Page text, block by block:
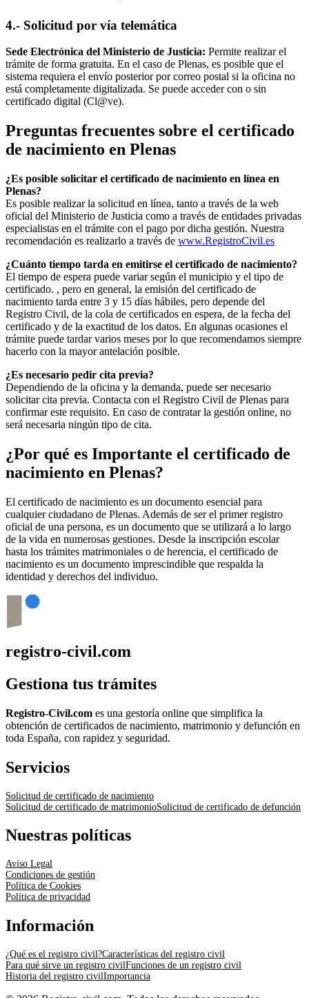
4.- Solicitud por vía telemática
Sede Electrónica del Ministerio de Justicia: Permite realizar el
trámite de forma gratuita. En el caso de Plenas, es posible que el
sistema requiera el envío posterior por correo postal si la oficina no
está completamente digitalizada. Se puede acceder con o sin
certificado digital (Cl@ve).
Preguntas frecuentes sobre el certificado
de nacimiento en Plenas
¿Es posible solicitar el certificado de nacimiento en línea en
Plenas?
Es posible realizar la solicitud en línea, tanto a través de la web
oficial del Ministerio de Justicia como a través de entidades privadas
especialistas en el trámite con el pago por dicha gestión. Nuestra
recomendación es realizarlo a través de www.RegistroCivil.es
¿Cuánto tiempo tarda en emitirse el certificado de nacimiento?
El tiempo de espera puede variar según el municipio y el tipo de
certificado. , pero en general, la emisión del certificado de
nacimiento tarda entre 3 y 15 días hábiles, pero depende del
Registro Civil, de la cola de certificados en espera, de la fecha del
certificado y de la exactitud de los datos. En algunas ocasiones el
trámite puede tardar varios meses por lo que recomendamos siempre
hacerlo con la mayor antelación posible.
¿Es necesario pedir cita previa?
Dependiendo de la oficina y la demanda, puede ser necesario
solicitar cita previa. Contacta con el Registro Civil de Plenas para
confirmar este requisito. En caso de contratar la gestión online, no
será necesaria ningún tipo de cita.
¿Por qué es Importante el certificado de
nacimiento en Plenas?
El certificado de nacimiento es un documento esencial para
cualquier ciudadano de Plenas. Además de ser el primer registro
oficial de una persona, es un documento que se utilizará a lo largo
de la vida en numerosas gestiones. Desde la inscripción escolar
hasta los trámites matrimoniales o de herencia, el certificado de
nacimiento es un documento imprescindible que respalda la
identidad y derechos del individuo.
registro-civil.com
Gestiona tus trámites
Registro-Civil.com es una gestoría online que simplifica la
obtención de certificados de nacimiento, matrimonio y defunción en
toda España, con rapidez y seguridad.
Servicios
Solicitud de certificado de nacimiento
Solicitud de certificado de matrimonioSolicitud de certificado de defunción
Nuestras políticas
Aviso Legal
Condiciones de gestión
Política de Cookies
Política de privacidad
Información
¿Qué es el registro civil?Características del registro civil
Para qué sirve un registro civilFunciones de un registro civil
Historia del registro civilImportancia